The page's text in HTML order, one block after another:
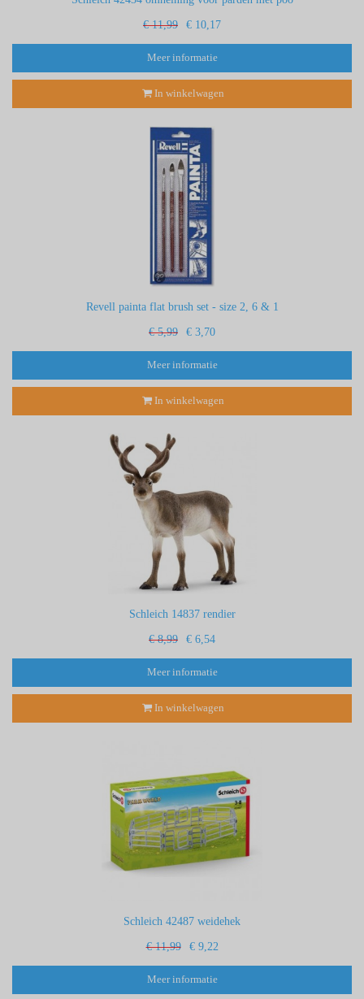
€ 11,99 € 10,17
Meer informatie
In winkelwagen
Revell painta flat brush set - size 2, 6 & 1
€ 5,99 € 3,70
Meer informatie
In winkelwagen
Schleich 14837 rendier
€ 8,99 € 6,54
Meer informatie
In winkelwagen
Schleich 42487 weidehek
€ 11,99 € 9,22
Meer informatie